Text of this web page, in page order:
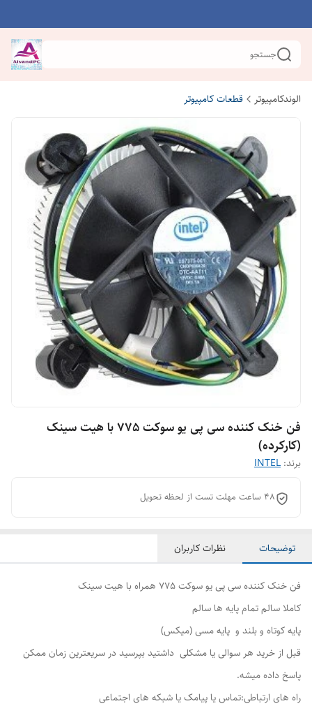
جستجو
الوندکامپیوتر قطعات کامپیوتر
فن خنک کننده سی پی یو سوکت 775 با هیت سینک
(کارکرده)
برند: INTEL
۴۸ ساعت مهلت تست از لحظه تحویل
توضیحات نظرات کاربران
فن خنک کننده سی پی یو سوکت 775 همراه با هیت سینک
کاملا سالم تمام پایه ها سالم
پایه کوتاه و بلند و پایه مسی (میکس)
قبل از خرید هر سوالی یا مشکلی داشتید بپرسید در سریعترین زمان ممکن
پاسخ داده میشه.
راه های ارتباطی:تماس یا پیامک یا شبکه های اجتماعی